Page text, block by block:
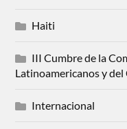
Haiti
III Cumbre de la
Latinoamericanos y del
Internacional